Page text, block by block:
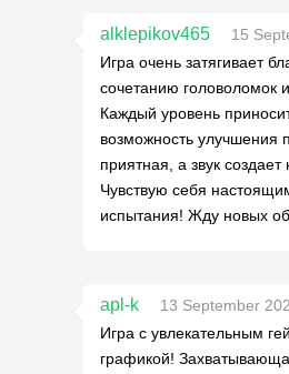
alklepikov465
15
Игра очень затягивает
сочетанию головоломок
Каждый уровень
возможность улучшения
приятная, а звук
Чувствую себя
испытания! Жду новых
apl-k
13 September
Игра с увлекательным
графикой!